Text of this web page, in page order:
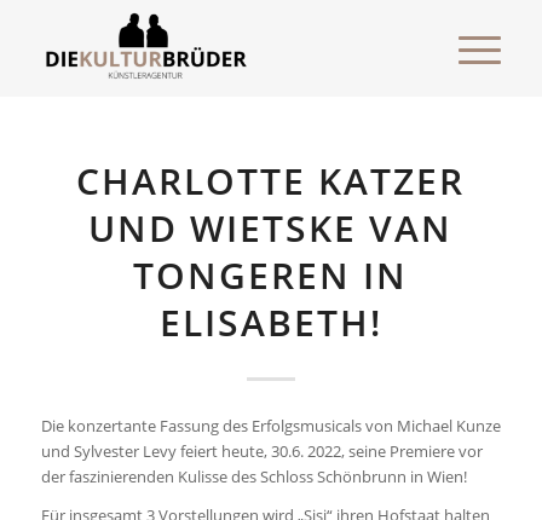
CHARLOTTE KATZER
UND WIETSKE VAN
TONGEREN IN
ELISABETH!
Die konzertante Fassung des Erfolgsmusicals von Michael Kunze
und Sylvester Levy feiert heute, 30.6. 2022, seine Premiere vor
der faszinierenden Kulisse des Schloss Schönbrunn in Wien!
Für insgesamt 3 Vorstellungen wird „Sisi“ ihren Hofstaat halten